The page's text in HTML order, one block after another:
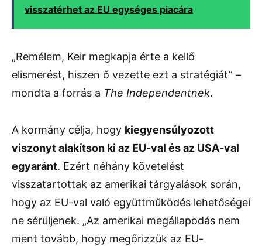
visszatérhet az EU egységes piacára
„Remélem, Keir megkapja érte a kellő
elismerést, hiszen ő vezette ezt a stratégiát” –
mondta a forrás a The Independentnek.
A kormány célja, hogy kiegyensúlyozott
viszonytalakítson ki az EU-val ésaz USA-val
egyaránt. Ezért néhány követelést
visszatartottak az amerikai tárgyalások során,
hogy az EU-val való együttműködés lehetőségei
ne sérüljenek. „Az amerikai megállapodás nem
ment tovább, hogy megőrizzük az EU-